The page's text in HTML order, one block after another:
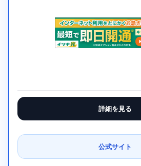
詳細を見る
公式サイト